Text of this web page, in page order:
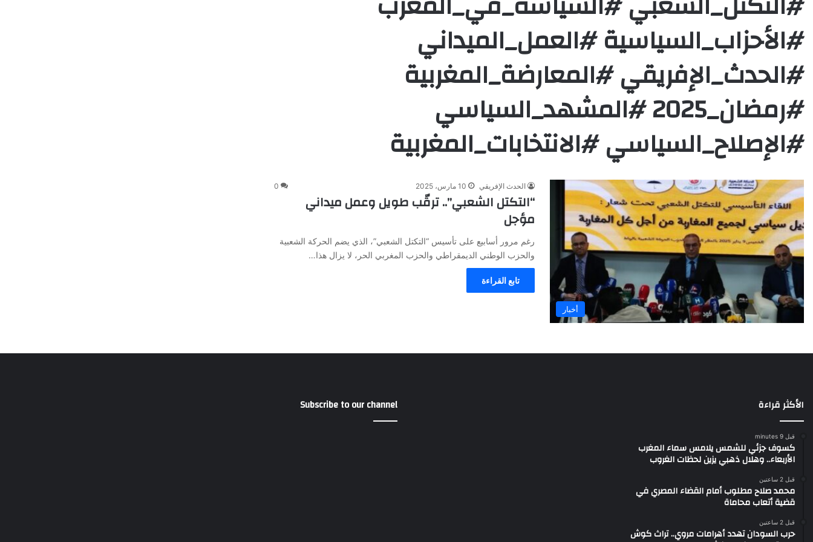
#الأحزاب_السياسية #العمل_الميداني
#الحدث_الإفريقي #المعارضة_المغربية
#رمضان_2025 #المشهد_السياسي
#الإصلاح_السياسي #الانتخابات_المغربية
أخبار
الحدث الإفريقي 10 مارس، 2025 0
“التكتل الشعبي”.. ترقّب طويل وعمل ميداني
مؤجل
رغم مرور أسابيع على تأسيس “التكتل الشعبي”، الذي يضم الحركة الشعبية
والحزب الوطني الديمقراطي والحزب المغربي الحر، لا يزال هذا…
تابع القراءة
الأكثر قراءة
قبل 9 minutes
كسوف جزئي للشمس يلامس سماء المغرب
الأربعاء.. وهلال ذهبي يزين لحظات الغروب
قبل 2 ساعتين
محمد صلاح مطلوب أمام القضاء المصري في
قضية أتعاب محاماة
قبل 2 ساعتين
حرب السودان تهدد أهرامات مروي.. تراث كوش
Subscribe to our channel